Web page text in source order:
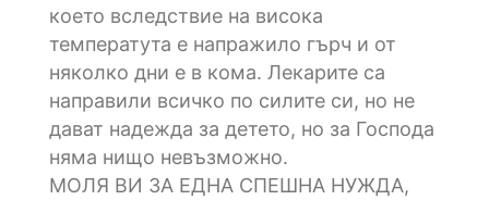
което вследствие на висока
температута е напражило гърч и от
няколко дни е в кома. Лекарите са
направили всичко по силите си, но не
дават надежда за детето, но за Господа
няма нищо невъзможно.
МОЛЯ ВИ ЗА ЕДНА СПЕШНА НУЖДА,